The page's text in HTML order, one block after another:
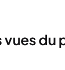
vues du